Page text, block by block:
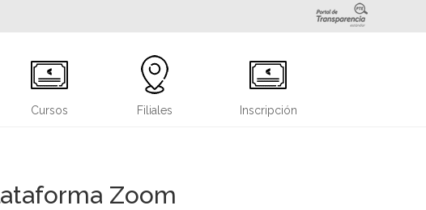
Cursos Filiales Inscripción
Zoom